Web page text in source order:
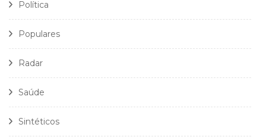
Política
Populares
Radar
Saúde
Sintéticos